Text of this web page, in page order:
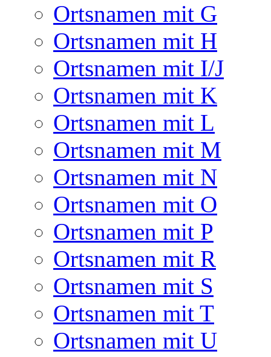
Ortsnamen mit G
Ortsnamen mit H
Ortsnamen mit I/J
Ortsnamen mit K
Ortsnamen mit L
Ortsnamen mit M
Ortsnamen mit N
Ortsnamen mit O
Ortsnamen mit P
Ortsnamen mit R
Ortsnamen mit S
Ortsnamen mit T
Ortsnamen mit U